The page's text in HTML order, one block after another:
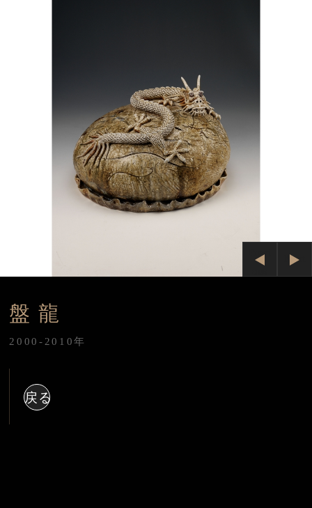
Previ
Next
盤龍
2000-2010年
戻る